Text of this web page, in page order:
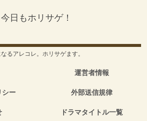
今日もホリサゲ！
るアレコレ。ホリサゲます。
運営者情報
シー 外部送信規律
ドラマタイトル一覧